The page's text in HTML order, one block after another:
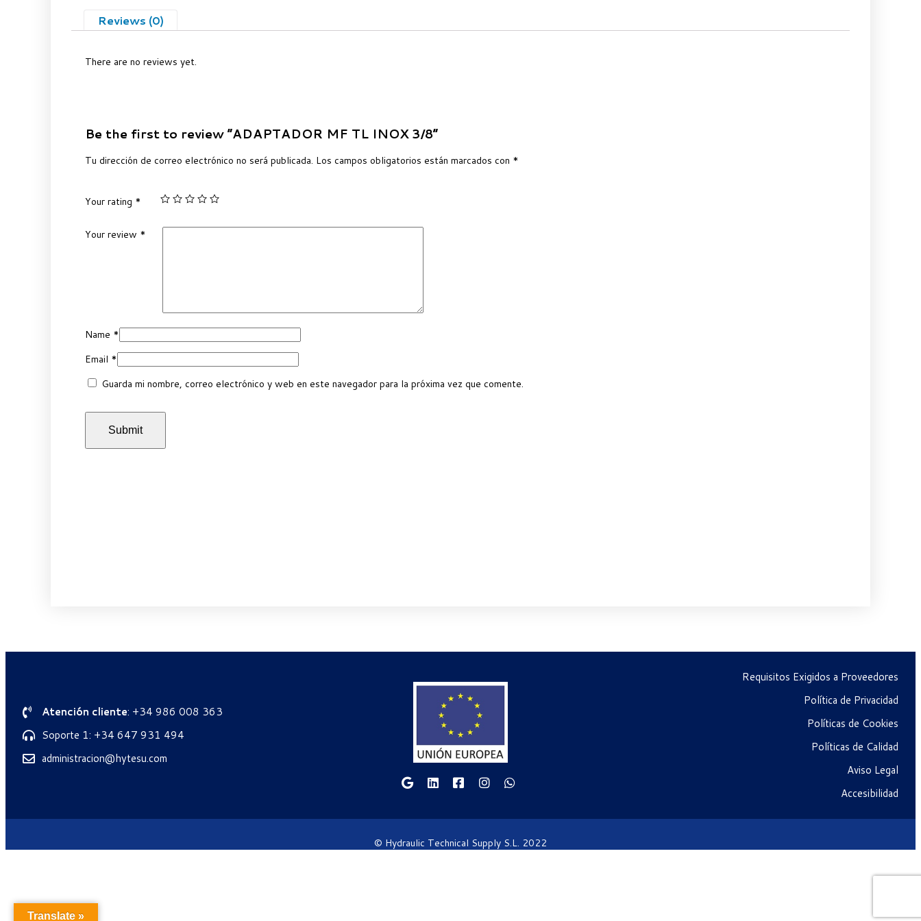
Reviews (0)
There are no reviews yet.
Be the first to review “ADAPTADOR MF TL INOX 3/8”
Tu dirección de correo electrónico no será publicada. Los campos obligatorios están marcados con *
Your rating *
Your review *
Name *
Email *
Guarda mi nombre, correo electrónico y web en este navegador para la próxima vez que comente.
Atención cliente: +34 986 008 363
Soporte 1: +34 647 931 494
administracion@hytesu.com
Requisitos Exigidos a Proveedores
Política de Privacidad
Políticas de Cookies
Políticas de Calidad
Aviso Legal
Accesibilidad
© Hydraulic Technical Supply S.L. 2022
Translate »